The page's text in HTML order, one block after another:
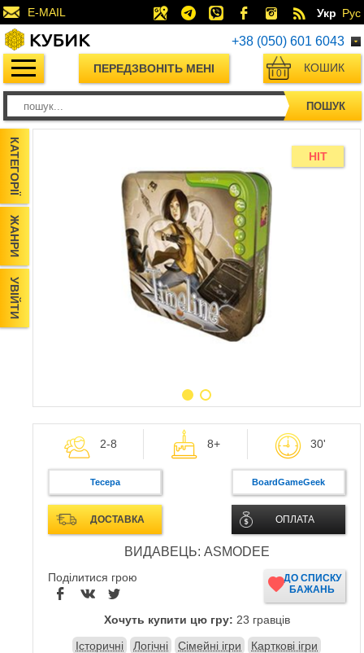
E-MAIL Укр Рус
+38 (050) 601 6043
ПЕРЕДЗВОНІТЬ МЕНІ КОШИК
0
ПОШУК
КАТЕГОРІЇ
ЖАНРИ
УВІЙТИ
HIT
2-8 8+ 30'
Тесера BoardGameGeek
ДОСТАВКА ОПЛАТА
ВИДАВЕЦЬ: ASMODEE
Поділитися грою
ДО СПИСКУ
БАЖАНЬ
Хочуть купити цю гру: 23 гравців
Історичні
Логічні Сімейні ігри
Карткові ігри